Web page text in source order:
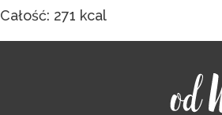
Całość: 271 kcal